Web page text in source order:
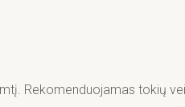
Rekomenduojamas tokių